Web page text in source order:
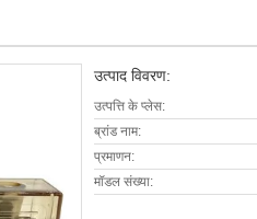
उत्पाद विवरण:
उत्पत्ति के प्लेस:
ब्रांड नाम:
प्रमाणन:
मॉडल संख्या: